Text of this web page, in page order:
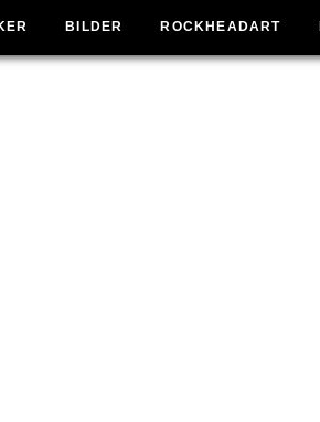
BILDER ROCKHEADART